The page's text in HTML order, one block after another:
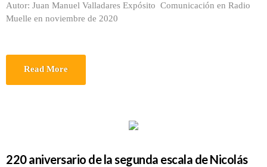
Autor: Juan Manuel Valladares Expósito Comunicación en Radio
Muelle en noviembre de 2020
Read More
220 aniversario de la segunda escala de Nicolás